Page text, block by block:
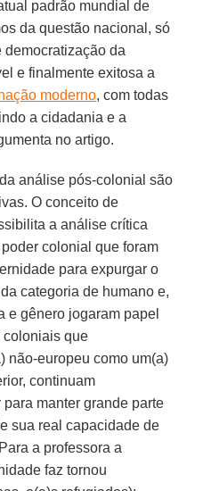
padrão mundial de
da questão nacional, só
democratização da
e finalmente exitosa a
moderno, com todas
a cidadania e a
no artigo.
análise pós-colonial são
O conceito de
a análise crítica
colonial que foram
para expurgar o
categoria de humano e,
e gênero jogaram papel
coloniais que
não-europeu como um(a)
continuam
manter grande parte
sua real capacidade de
a professora a
faz tornou